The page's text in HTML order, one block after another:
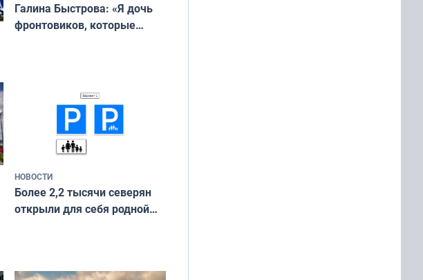
Галина Быстрова: «Я дочь
фронтовиков, которые
НОВОСТИ
Более 2,2 тысячи северян
открыли для себя родной